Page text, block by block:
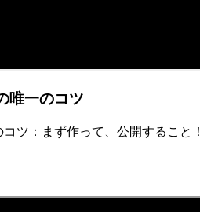
唯一のコツ
ツ：まず作って、公開すること！